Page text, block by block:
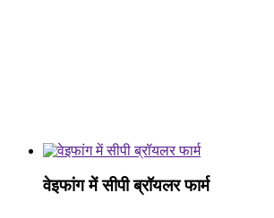
वेइफांग में सीपी ब्रॉयलर फार्म